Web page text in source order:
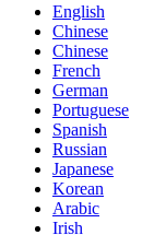
English
Chinese
Chinese
French
German
Portuguese
Spanish
Russian
Japanese
Korean
Arabic
Irish